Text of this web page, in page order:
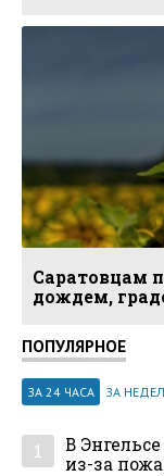
Саратовцам
дождем,
ПОПУЛЯРНОЕ
ЗА 24 ЧАСА ЗА
1
В
из-за